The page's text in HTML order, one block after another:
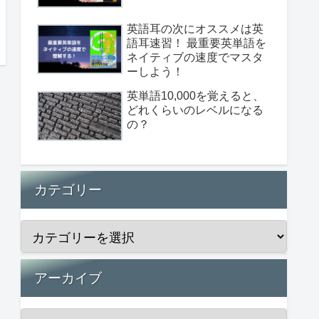
英語耳の次にオススメは英
語耳速習！ 最重要英単語を
ネイティブの速度でマスタ
ーしよう！
英単語10,000を覚えると、
どれくらいのレベルになる
の？
カテゴリー
アーカイブ